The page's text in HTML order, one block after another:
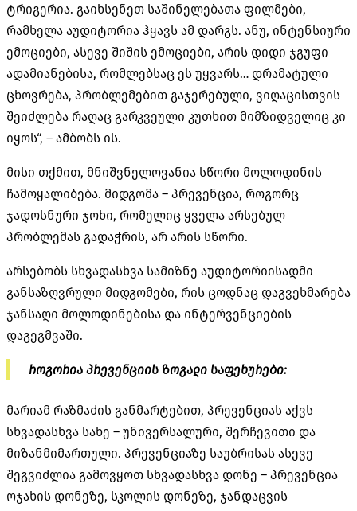
ტრიგერია. გაიხსენეთ საშინელებათა ფილმები,
რამხელა აუდიტორია ჰყავს ამ დარგს. ანუ, ინტენსიური
ემოციები, ასევე შიშის ემოციები, არის დიდი ჯგუფი
ადამიანებისა, რომლებსაც ეს უყვარს… დრამატული
ცხოვრება, პრობლემებით გაჯერებული, ვიღაცისთვის
შეიძლება რაღაც გარკვეული კუთხით მიმზიდველიც კი
იყოს“, – ამბობს ის.
მისი თქმით, მნიშვნელოვანია სწორი მოლოდინის
ჩამოყალიბება. მიდგომა – პრევენცია, როგორც
ჯადოსნური ჯოხი, რომელიც ყველა არსებულ
პრობლემას გადაჭრის, არ არის სწორი.
არსებობს სხვადასხვა სამიზნე აუდიტორიისადმი
განსაზღვრული მიდგომები, რის ცოდნაც დაგვეხმარება
ჯანსაღი მოლოდინებისა და ინტერვენციების
დაგეგმვაში.
როგორია პრევენციის ზოგადი საფეხურები:
მარიამ რაზმაძის განმარტებით, პრევენციას აქვს
სხვადასხვა სახე – უნივერსალური, შერჩევითი და
მიზანმიმართული. პრევენციაზე საუბრისას ასევე
შეგვიძლია გამოვყოთ სხვადასხვა დონე – პრევენცია
ოჯახის დონეზე, სკოლის დონეზე, ჯანდაცვის